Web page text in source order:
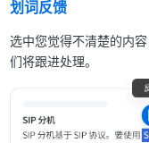
划词反馈
选中您觉得不清楚的内
们将跟进处理。